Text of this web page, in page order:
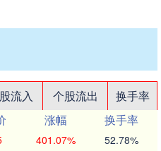
流入 个股流出
换手率
涨幅
换手率
401.07% 52.78%